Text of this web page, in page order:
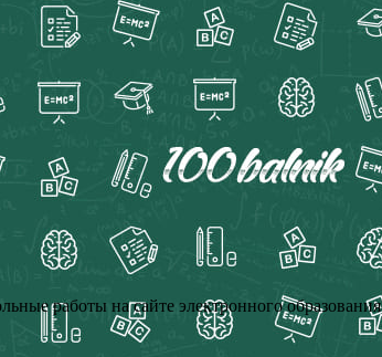
работы на сайте электронного образования